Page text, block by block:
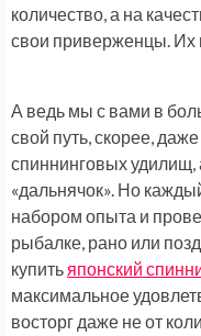
количество, а на
свои приверженцы.
А ведь мы с вами в
свой путь, скорее,
спиннинговых удилищ,
«дальнячок». Но
набором опыта и
рыбалке, рано или
купить японский
максимальное
восторг даже не от